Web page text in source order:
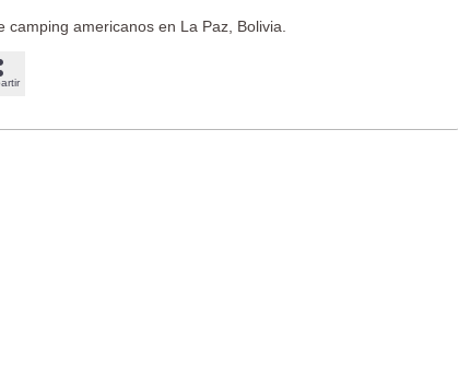
americanos en La Paz, Bolivia.